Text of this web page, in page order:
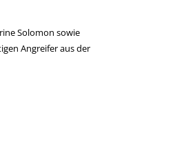
Solomon sowie
Angreifer aus der